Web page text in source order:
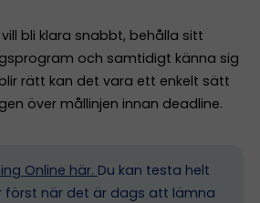
bli klara snabbt, behålla sitt
och samtidigt känna sig
rätt kan det vara ett enkelt sätt
över mållinjen innan deadline.
Online här. Du kan testa helt
först när det är dags att lämna